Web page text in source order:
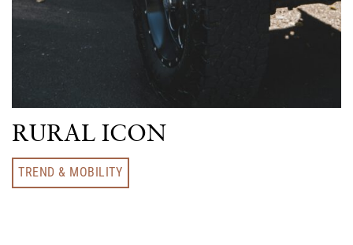
RURAL ICON
TREND & MOBILITY